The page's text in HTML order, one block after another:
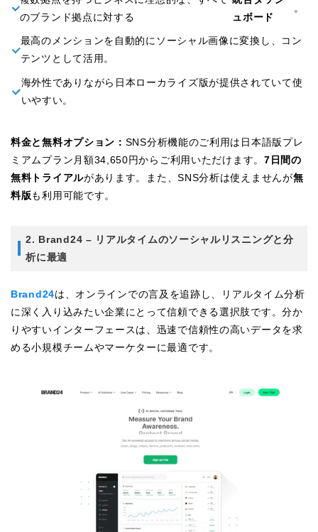
のブランド拠点に対する
ュボード
。
最高のメンションを自動的にソーシャル画像に変換し、コン
テンツとして活用。
海外性でありながら日本ローカライズ版が提供されていて使
いやすい。
料金と無料オプション： SNS分析機能のご利用は日本語版プレ
ミアムプラン月額34,650円からご利用いただけます。 7日間の
無料トライアルがあります。また、SNS分析は使えませんが無
料版も利用可能です。
2. Brand24 – リアルタイムのソーシャルリスニングと分
析に最適
Brand24は、オンラインでの言及を追跡し、リアルタイム分析
に深く入り込みたい企業にとって信頼できる選択肢です。分か
りやすいインターフェースは、迅速で信頼性の高いデータを求
める小規模チームやマーケターに最適です。